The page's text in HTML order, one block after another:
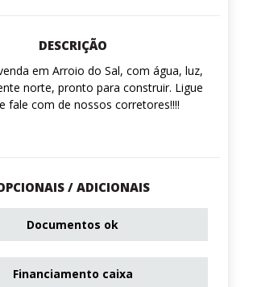
DESCRIÇÃO
em Arroio do Sal, com água, luz,
norte, pronto para construir. Ligue
fale com de nossos corretores!!!!
/ ADICIONAIS
Documentos ok
Financiamento caixa